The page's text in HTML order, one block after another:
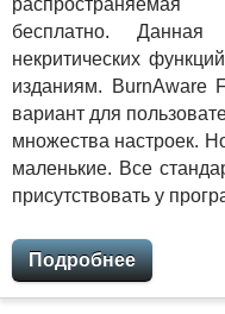
бесплатно. Данная
некритических
изданиям. BurnAware
вариант для
множества настроек.
маленькие. Все
присутствовать у
Подробнее